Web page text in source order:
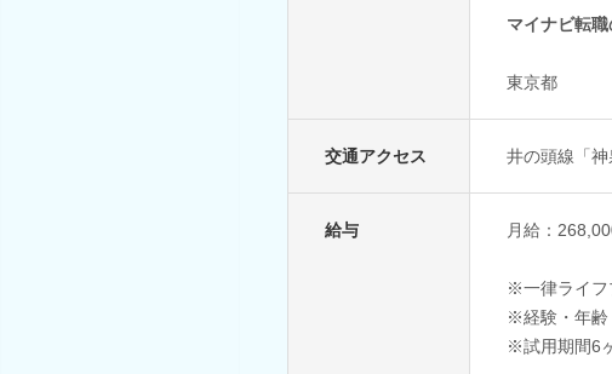
マイナビ転
東京都
交通アクセス 井の頭線「
給与 月給：
※一律ライフ
※経験・年齢
※試用期間6